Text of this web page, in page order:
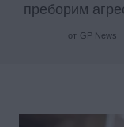
преборим
от GP News